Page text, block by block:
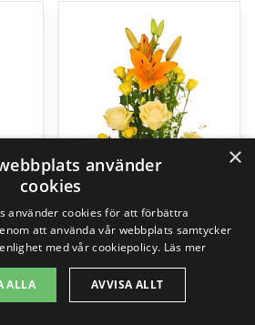
×
använder
cookies
använder cookies för att förbättra
att använda vår webbplats samtycker
med vår cookiepolicy. Läs mer
ALLA AVVISA ALLT